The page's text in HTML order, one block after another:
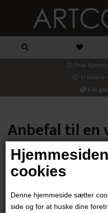
cookies
Denne hjemmeside sætter
side og for at huske dine
Prøv
Vi
Køb
Anbefal til en
Din email
Modtager email